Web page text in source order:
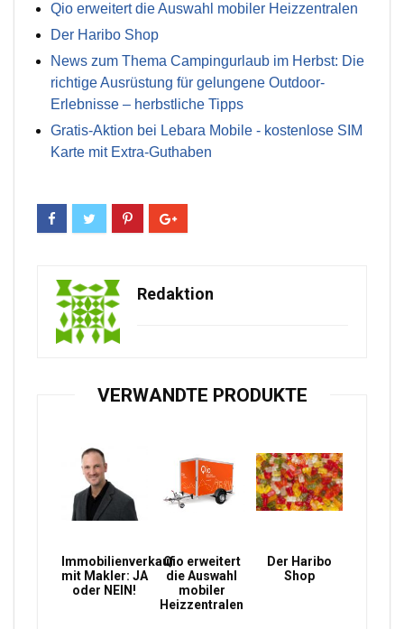
Qio erweitert die Auswahl mobiler Heizzentralen
Der Haribo Shop
News zum Thema Campingurlaub im Herbst: Die
richtige Ausrüstung für gelungene Outdoor-
Erlebnisse – herbstliche Tipps
Gratis-Aktion bei Lebara Mobile - kostenlose SIM
Karte mit Extra-Guthaben
Redaktion
VERWANDTE PRODUKTE
Immobilienverkauf
mit Makler: JA
oder NEIN!
Qio erweitert
die Auswahl
mobiler
Heizzentralen
Der Haribo
Shop